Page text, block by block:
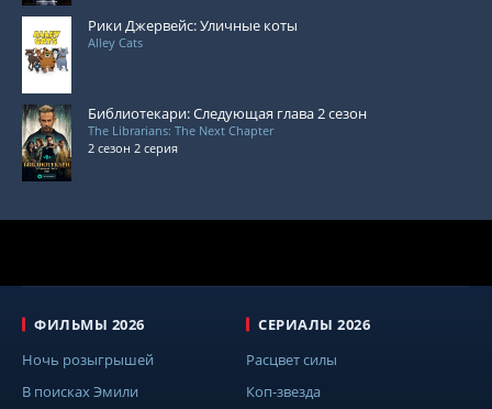
Рики Джервейс: Уличные коты
Alley Cats
Библиотекари: Следующая глава 2 сезон
The Librarians: The Next Chapter
2 сезон 2 серия
ФИЛЬМЫ 2026
Ночь розыгрышей
В поисках Эмили
СЕРИАЛЫ 2026
Расцвет силы
Коп-звезда